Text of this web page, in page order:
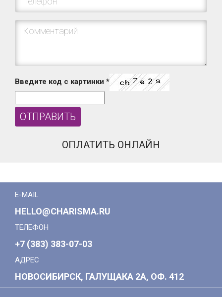
Введите код с картинки *
ОПЛАТИТЬ ОНЛАЙН
E-MAIL
HELLO@CHARISMA.RU
ТЕЛЕФОН
+7 (383) 383-07-03
АДРЕС
НОВОСИБИРСК, ГАЛУЩАКА 2А, ОФ. 412